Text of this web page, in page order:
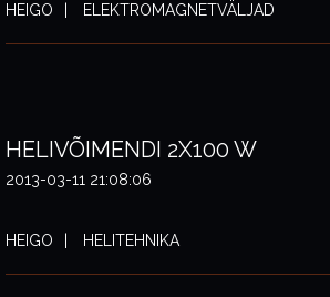
HEIGO ELEKTROMAGNETVÄLJAD
HELIVÕIMENDI 2X100 W
2013-03-11 21:08:06
HEIGO HELITEHNIKA